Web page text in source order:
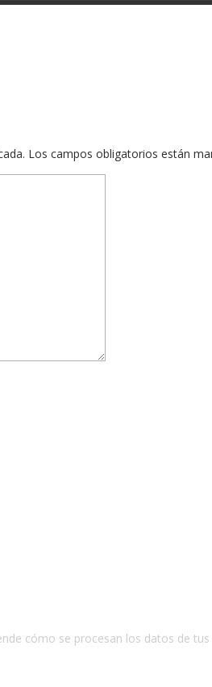
Los campos obligatorios están
cómo se procesan los datos de